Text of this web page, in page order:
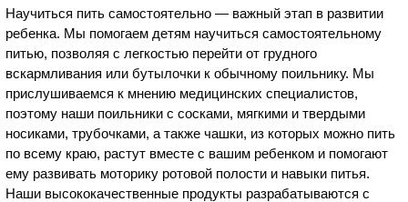
Научиться пить самостоятельно — важный этап в развитии
ребенка. Мы помогаем детям научиться самостоятельному
питью, позволяя с легкостью перейти от грудного
вскармливания или бутылочки к обычному поильнику. Мы
прислушиваемся к мнению медицинских специалистов,
поэтому наши поильники с сосками, мягкими и твердыми
носиками, трубочками, а также чашки, из которых можно пить
по всему краю, растут вместе с вашим ребенком и помогают
ему развивать моторику ротовой полости и навыки питья.
Наши высококачественные продукты разрабатываются с